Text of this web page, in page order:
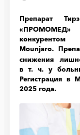
Препарат
«ПРОМОМЕД»
Mounjaro.
снижения
в т. ч. у
Регистрация в
2025 года.